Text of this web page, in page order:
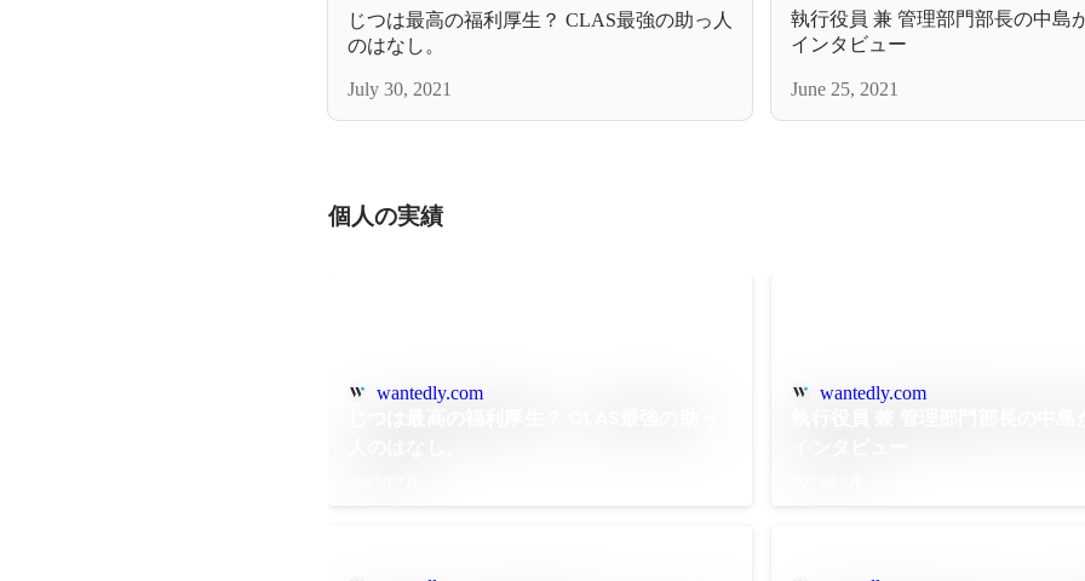
じつは最高の福利厚生？ CLAS最強の助っ人
のはなし。
July 30, 2021
執行役員 兼 管理部門部長の中島
インタビュー
June 25, 2021
個人の実績
wantedly.com wantedly.com